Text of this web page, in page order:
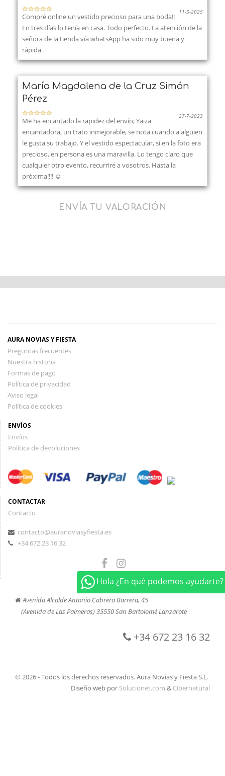
Hola ¿En qué podemos ayudarte?
11-5-2025
Compré online un vestido precioso para una boda!!
En tres días lo tenía en casa. Todo perfecto. La atención de la
señora de la tienda vía whatsApp ha sido muy buena y
rápida.
María Magdalena de la Cruz Simón
Pérez
27-7-2023
Me ha encantado la rapidez del envío; Yaiza
encantadora, un trato inmejorable, se nota cuando a alguien
le gusta su trabajo. Y el vestido espectacular, si en la foto era
precioso, en persona es una maravilla. Lo tengo claro que
cualquier otro evento, recurriré a vosotros. Hasta la
próxima!!!! ☺️
ENVÍA TU VALORACIÓN
AURA NOVIAS Y FIESTA
Preguntas frecuentes
Nuestra historia
Formas de pago
Política de privacidad
Aviso legal
Política de cookies
ENVÍOS
Envíos
Política de devoluciones
CONTACTAR
Contacto
contacto@auranoviasyfiesta.es
+34 672 23 16 32
Avenida Alcalde Antonio Cabrera Barrera, 45
(Avenida de Las Palmeras) 35550 San Bartolomé Lanzarote
+34 672 23 16 32
© 2026 - Todos los derechos reservados. Aura Novias y Fiesta S.L.
Diseño web por Solucionet.com & Cibernatural